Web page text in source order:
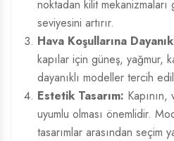
noktadan kilit
seviyesini artırır.
Hava Koşullarına
kapılar için güneş, yağmur,
dayanıklı modeller tercih
Estetik Tasarım: Kapının,
uyumlu olması önemlidir.
tasarımlar arasından seçim